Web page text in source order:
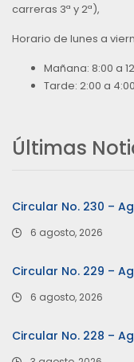
carreras 3ª y 2ª),
Horario de lunes a
Mañana: 8:00 a
Tarde: 2:00 a
Últimas
Circular No. 230 –
6 agosto, 2026
Circular No. 229 –
6 agosto, 2026
Circular No. 228 –